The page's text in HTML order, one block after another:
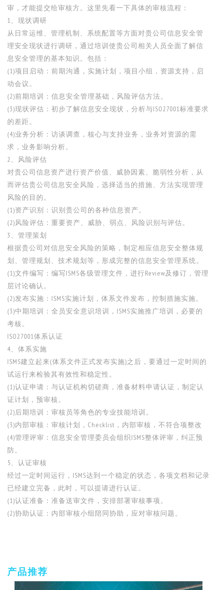
审，才能提交给审核方。这里先看一下具体的审核流程：
1、现状调研
从日常运维、管理机制、系统配置等方面对贵公司信息安全管
理安全现状进行调研，通过培训使贵公司相关人员全面了解信
息安全管理的基本知识。包括：
(1)项目启动：前期沟通，实施计划，项目小组，资源支持，启
动会议。
(2)前期培训：信息安全管理基础，风险评估方法。
(3)现状评估：初步了解信息安全现状，分析与ISO27001标准要求
的差距。
(4)业务分析：访谈调查，核心与支持业务，业务对资源的需
求，业务影响分析。
2、风险评估
对贵公司信息资产进行资产价值、威胁因素、脆弱性分析，从
而评估贵公司信息安全风险，选择适当的措施、方法实现管理
风险的目的。
(1)资产识别：识别贵公司的各种信息资产。
(2)风险评估：重要资产、威胁、弱点、风险识别与评估。
3、管理策划
根据贵公司对信息安全风险的策略，制定相应信息安全整体规
划、管理规划、技术规划等，形成完整的信息安全管理系统。
(1)文件编写：编写ISMS各级管理文件，进行Review及修订，管理
层讨论确认。
(2)发布实施：ISMS实施计划，体系文件发布，控制措施实施。
(3)中期培训：全员安全意识培训，ISMS实施推广培训，必要的
考核。
ISO27001体系认证
4、体系实施
ISMS建立起来(体系文件正式发布实施)之后，要通过一定时间的
试运行来检验其有效性和稳定性。
(1)认证申请：与认证机构切磋商，准备材料申请认证，制定认
证计划，预审核。
(2)后期培训：审核员等角色的专业技能培训。
(3)内部审核：审核计划，Checklist，内部审核，不符合项整改
(4)管理评审：信息安全管理委员会组织ISMS整体评审，纠正预
防。
5、认证审核
经过一定时间运行，ISMS达到一个稳定的状态，各项文档和记录
已经建立完备，此时，可以提请进行认证。
(1)认证准备：准备送审文件，安排部署审核事项。
(2)协助认证：内部审核小组陪同协助，应对审核问题。
产品推荐